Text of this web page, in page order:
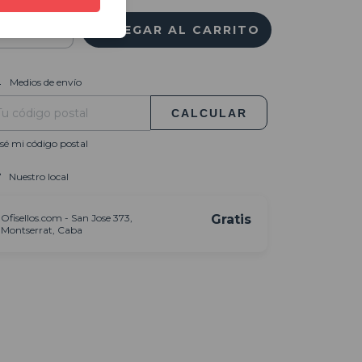
para el CP:
Medios de envío
CALCULAR
mi código postal
Nuestro local
Ofisellos.com - San Jose 373,
Montserrat, Caba
Gratis